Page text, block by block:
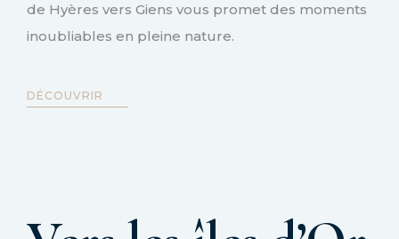
de Hyères vers Giens vous promet des moments
inoubliables en pleine nature.
DÉCOUVRIR